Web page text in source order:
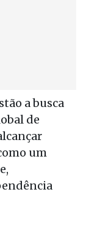
a busca
de
um